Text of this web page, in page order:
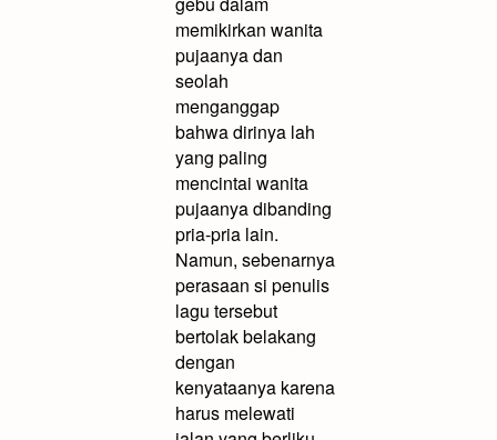
memikirkan wanita
pujaanya dan
seolah
menganggap
bahwa dirinya lah
yang paling
mencintai wanita
pujaanya dibanding
pria-pria lain.
Namun, sebenarnya
perasaan si penulis
lagu tersebut
bertolak belakang
dengan
kenyataanya karena
harus melewati